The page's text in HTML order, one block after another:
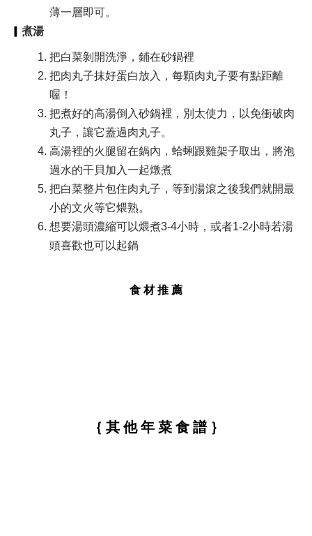
薄一層即可。​
煮湯
把白菜剝開洗淨，鋪在砂鍋裡​
把肉丸子抹好蛋白放入，每顆肉丸子要有點距離
喔！​
把煮好的高湯倒入砂鍋裡，別太使力，以免衝破肉
丸子，讓它蓋過肉丸子。​
高湯裡的火腿留在鍋內，蛤蜊跟雞架子取出，將泡
過水的干貝加入一起燉煮​
把白菜整片包住肉丸子​，等到湯滾之後我們就開最
小的文火等它煨熟。​
想要湯頭濃縮可以煨煮3-4小時，或者1-2小時若湯
頭喜歡也可以起鍋
食 材 推 薦
｛ 其 他 年 菜 食 譜 ｝